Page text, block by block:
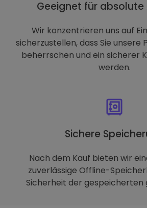
Geeignet für
Wir konzentrieren uns auf
sicherzustellen, dass Sie
beherrschen und ein sicherer
werden.
Sichere
Nach dem Kauf bieten wir
zuverlässige Offline-
Sicherheit der gespeicherten